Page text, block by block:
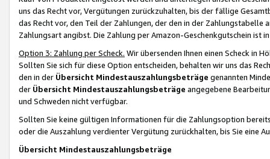
uns das Recht vor, Vergütungen zurückzuhalten, bis der fällige
das Recht vor, den Teil der Zahlungen, der den in der
Zahlungsart angibst. Die Zahlung per Amazon-Geschenkgutschein ist
Option 3: Zahlung per Scheck. Wir übersenden Ihnen einen Scheck in
Sollten Sie sich für diese Option entscheiden, behalten wir uns das
den in der Übersicht Mindestauszahlungsbeträge genannten
der Übersicht Mindestauszahlungsbeträge angegebene
und Schweden nicht verfügbar.
Sollten Sie keine gültigen Informationen für die Zahlungsoption
oder die Auszahlung verdienter Vergütung zurückhalten, bis Sie
Übersicht Mindestauszahlungsbeträge